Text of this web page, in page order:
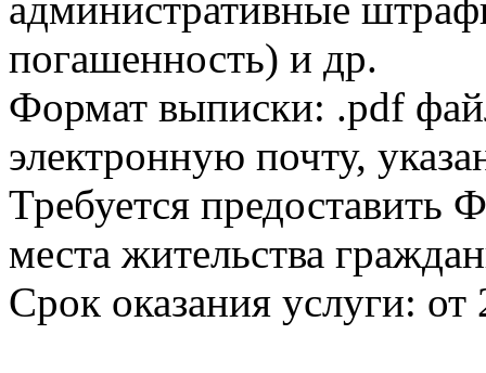
погашенность) и др.
Формат выписки: .pdf
электронную почту,
Требуется
места жительства
Срок оказания услуги: от